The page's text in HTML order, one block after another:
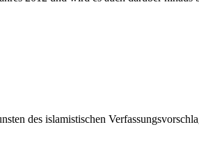
des islamistischen